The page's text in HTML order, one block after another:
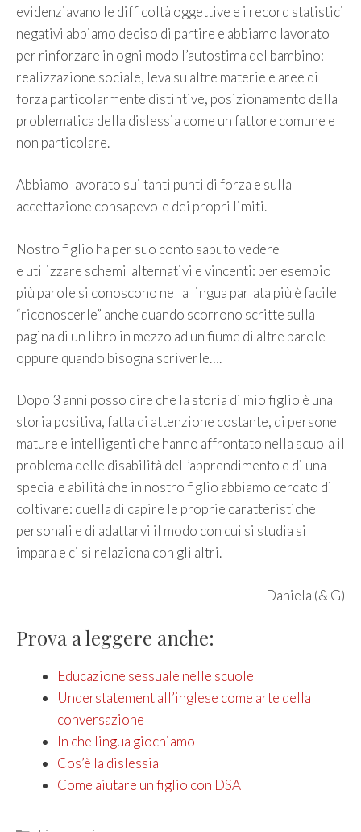
evidenziavano le difficoltà oggettive e i record statistici
negativi abbiamo deciso di partire e abbiamo lavorato
per rinforzare in ogni modo l’autostima del bambino:
realizzazione sociale, leva su altre materie e aree di
forza particolarmente distintive, posizionamento della
problematica della dislessia come un fattore comune e
non particolare.
Abbiamo lavorato sui tanti punti di forza e sulla
accettazione consapevole dei propri limiti.
Nostro figlio ha per suo conto saputo vedere
e utilizzare schemi alternativi e vincenti: per esempio
più parole si conoscono nella lingua parlata più è facile
“riconoscerle” anche quando scorrono scritte sulla
pagina di un libro in mezzo ad un fiume di altre parole
oppure quando bisogna scriverle….
Dopo 3 anni posso dire che la storia di mio figlio è una
storia positiva, fatta di attenzione costante, di persone
mature e intelligenti che hanno affrontato nella scuola il
problema delle disabilità dell’apprendimento e di una
speciale abilità che in nostro figlio abbiamo cercato di
coltivare: quella di capire le proprie caratteristiche
personali e di adattarvi il modo con cui si studia si
impara e ci si relaziona con gli altri.
Daniela (& G)
Prova a leggere anche:
Educazione sessuale nelle scuole
Understatement all’inglese come arte della
conversazione
In che lingua giochiamo
Cos’è la dislessia
Come aiutare un figlio con DSA